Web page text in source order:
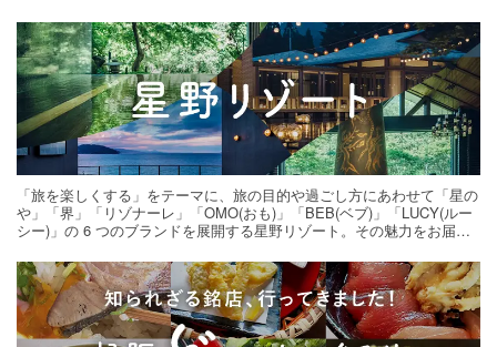
「旅を楽しくする」をテーマに、旅の目的や過ごし方にあわせて「星の
や」「界」「リゾナーレ」「OMO(おも)」「BEB(ベブ)」「LUCY(ルー
シー)」の 6 つのブランドを展開する星野リゾート。その魅力をお届け